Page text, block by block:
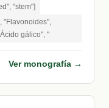
"stem"]
"Flavonoides",
gálico", "
Ver monografía →